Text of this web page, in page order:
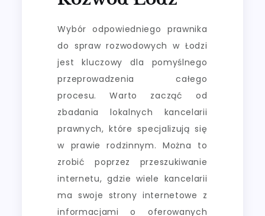
Wybór odpowiedniego prawnika
do spraw rozwodowych w Łodzi
jest kluczowy dla pomyślnego
przeprowadzenia całego
procesu. Warto zacząć od
zbadania lokalnych kancelarii
prawnych, które specjalizują się
w prawie rodzinnym. Można to
zrobić poprzez przeszukiwanie
internetu, gdzie wiele kancelarii
ma swoje strony internetowe z
informacjami o oferowanych